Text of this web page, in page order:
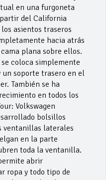
en una furgoneta
del California
asientos traseros
hacia atrás
plana sobre ellos.
coloca simplemente
un soporte trasero en el
También se ha
en todos los
Volkswagen
bolsillos
ventanillas laterales
en la parte
toda la ventanilla.
abrir
ropa y todo tipo de